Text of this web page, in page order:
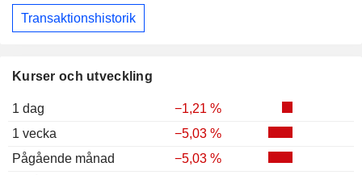
Kurser och utveckling
1 dag
−1,21 %
1 vecka
−5,03 %
Pågående månad
−5,03 %
Transaktionshistorik